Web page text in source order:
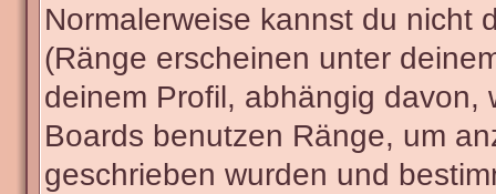
Normalerweise kannst du nicht
(Ränge erscheinen unter
deinem Profil, abhängig
Boards benutzen Ränge, um
geschrieben wurden und